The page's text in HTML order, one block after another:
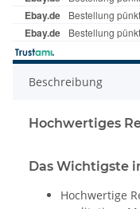
Beschreibung
Hochwertiges
Das Wichtigste
Hochwertige